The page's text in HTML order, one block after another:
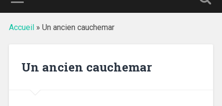
Accueil» Un ancien cauchemar
Un ancien cauchemar